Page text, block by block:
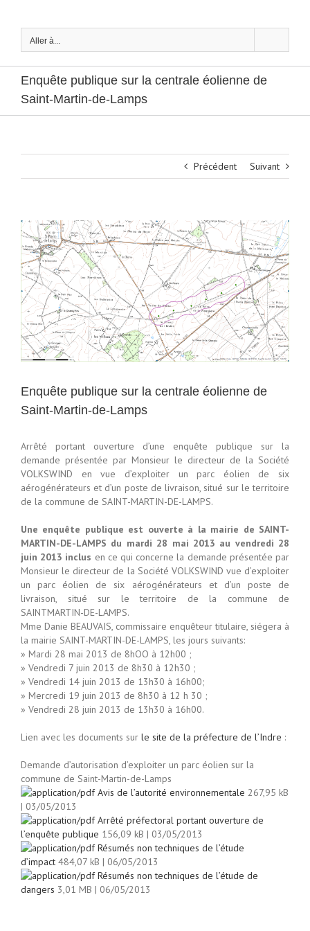
Aller à...
Enquête publique sur la centrale éolienne de
Saint-Martin-de-Lamps
Précédent Suivant
Voir
l'image
agrandie
Enquête publique sur la centrale éolienne de
Saint-Martin-de-Lamps
Arrêté portant ouverture d’une enquête publique sur la
demande présentée par Monsieur le directeur de la Société
VOLKSWIND en vue d’exploiter un parc éolien de six
aérogénérateurs et d’un poste de livraison, situé sur le territoire
de la commune de SAINT-MARTIN-DE-LAMPS.
Une enquête publique est ouverte à la mairie de SAINT-
MARTIN-DE-LAMPS du mardi 28 mai 2013 au vendredi 28
juin 2013 inclus en ce qui concerne la demande présentée par
Monsieur le directeur de la Société VOLKSWIND vue d’exploiter
un parc éolien de six aérogénérateurs et d’un poste de
livraison, situé sur le territoire de la commune de
SAINTMARTIN-DE-LAMPS.
Mme Danie BEAUVAIS, commissaire enquêteur titulaire, siégera à
la mairie SAINT-MARTIN-DE-LAMPS, les jours suivants:
» Mardi 28 mai 2013 de 8hOO à 12h00 ;
» Vendredi 7 juin 2013 de 8h30 à 12h30 ;
» Vendredi 14 juin 2013 de 13h30 à 16h00;
» Mercredi 19 juin 2013 de 8h30 à 12 h 30 ;
» Vendredi 28 juin 2013 de 13h30 à 16h00.
Lien avec les documents sur le site de la préfecture de l’Indre :
Demande d’autorisation d’exploiter un parc éolien sur la
commune de Saint-Martin-de-Lamps
Avis de l’autorité environnementale 267,95 kB
| 03/05/2013
Arrêté préfectoral portant ouverture de
l’enquête publique 156,09 kB | 03/05/2013
Résumés non techniques de l’étude
d’impact 484,07 kB | 06/05/2013
Résumés non techniques de l’étude de
dangers 3,01 MB | 06/05/2013